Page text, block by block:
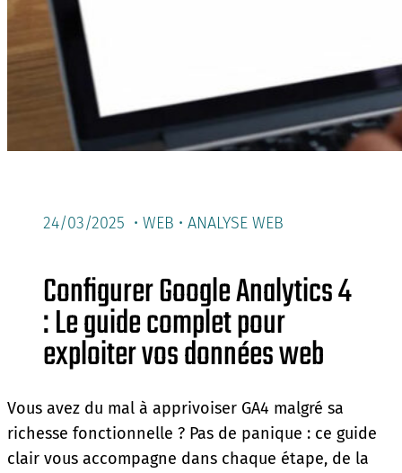
24/03/2025 • WEB • ANALYSE WEB
Configurer Google Analytics 4
: Le guide complet pour
exploiter vos données web
Vous avez du mal à apprivoiser GA4 malgré sa
richesse fonctionnelle ? Pas de panique : ce guide
clair vous accompagne dans chaque étape, de la